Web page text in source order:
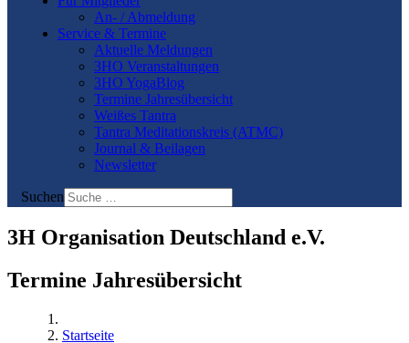
An- / Abmeldung
Service & Termine
Aktuelle Meldungen
3HO Veranstaltungen
3HO YogaBlog
Termine Jahresübersicht
Weißes Tantra
Tantra Meditationskreis (ATMC)
Journal & Beilagen
Newsletter
Suchen
3H Organisation Deutschland e.V.
Termine Jahresübersicht
Startseite